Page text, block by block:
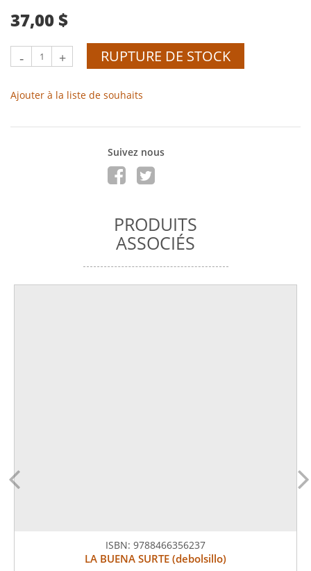
37,00 $
- + RUPTURE DE STOCK
Ajouter à la liste de souhaits
Suivez nous
PRODUITS
ASSOCIÉS
ISBN: 9788466356237
LA BUENA SURTE (debolsillo)